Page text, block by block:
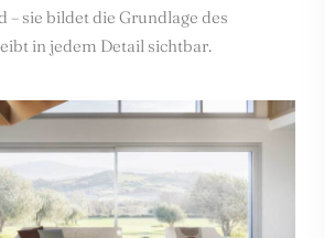
– sie bildet die Grundlage des
in jedem Detail sichtbar.